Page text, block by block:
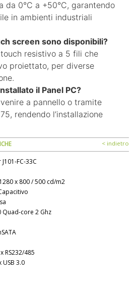
da 0°C a +50°C, garantendo
in ambienti industriali
screen sono disponibili?
resistivo a 5 fili che
proiettato, per diverse
il Panel PC?
a pannello o tramite
rendendo l’installazione
< indietro
FC-33C
1280 x 800 / 500 cd/m2
Quad-core 2 Ghz
RS232/485
USB 3.0